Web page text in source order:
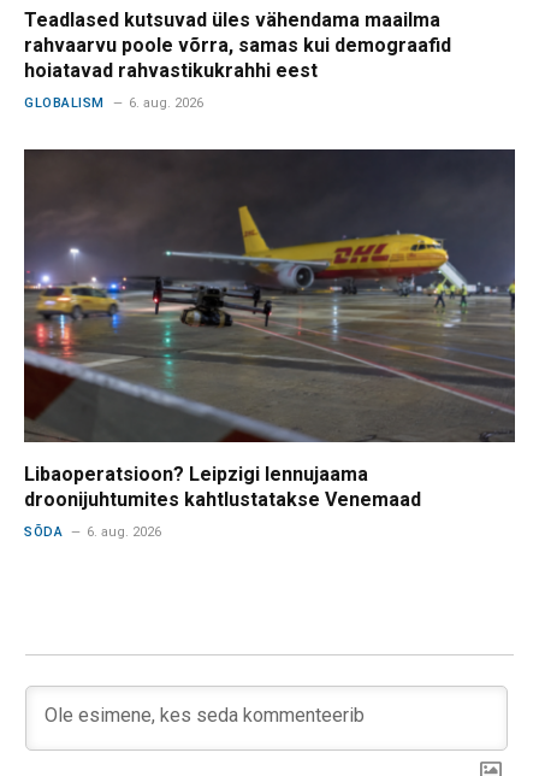
Teadlased kutsuvad üles vähendama maailma
rahvaarvu poole võrra, samas kui demograafid
hoiatavad rahvastikukrahhi eest
GLOBALISM 6. aug. 2026
Libaoperatsioon? Leipzigi lennujaama
droonijuhtumites kahtlustatakse Venemaad
SÕDA 6. aug. 2026